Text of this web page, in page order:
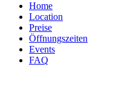
Home
Location
Preise
Öffnungszeiten
Events
FAQ